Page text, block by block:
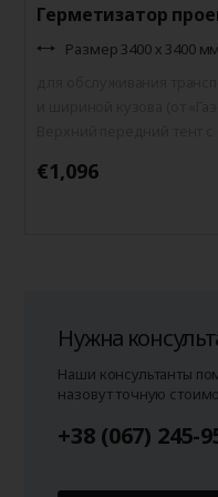
Герметизатор
Размер 3400 х 3400 мм
€1,096
Нужна
Наши консультанты
назовут точную
+38 (067) 245-